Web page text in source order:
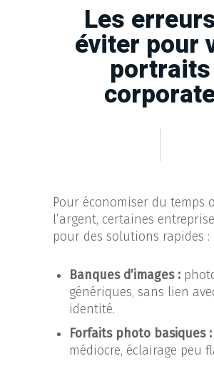
Les
éviter pour
portraits
Pour économiser du temps
l’argent, certaines
pour des solutions rapides :
Banques d’images :
génériques, sans lien
identité.
Forfaits photo basiques :
médiocre, éclairage peu